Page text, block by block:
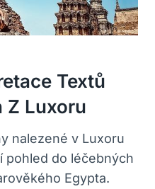
Textů
Z Luxoru
nalezené v Luxoru
pohled do léčebných
Egypta.